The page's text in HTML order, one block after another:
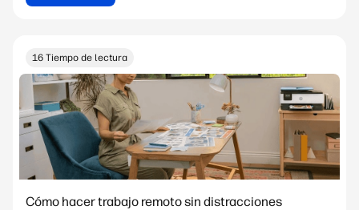
16 Tiempo de lectura
Cómo hacer trabajo remoto sin distracciones